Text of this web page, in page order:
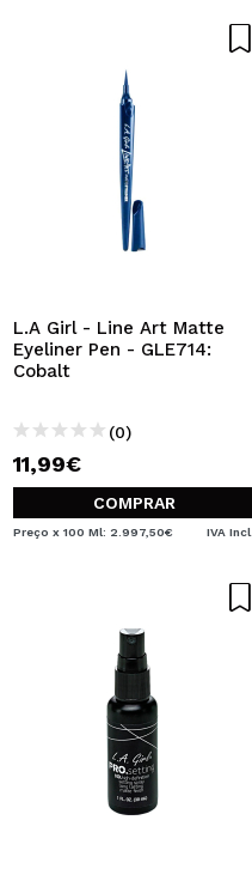
L.A Girl - Line Art Matte
Eyeliner Pen - GLE714:
Cobalt
(0)
11,99€
COMPRAR
Preço x 100 Ml: 2.997,50€ IVA Incl.